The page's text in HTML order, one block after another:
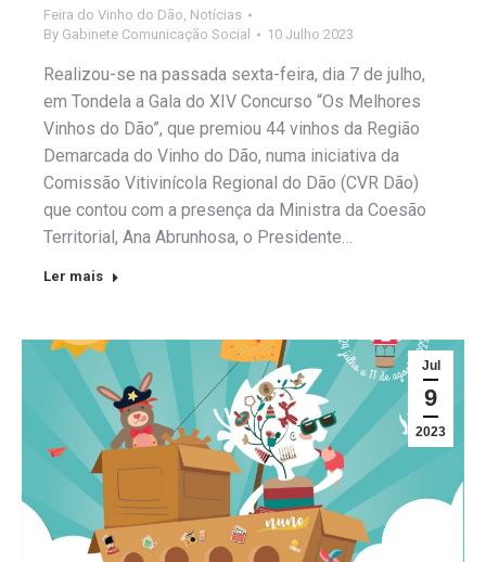
Feira do Vinho do Dão Notícias
By Gabinete Comunicação Social 10 Julho 2023
Realizou-se na passada sexta-feira, dia 7 de julho,
em Tondela a Gala do XIV Concurso “Os Melhores
Vinhos do Dão”, que premiou 44 vinhos da Região
Demarcada do Vinho do Dão, numa iniciativa da
Comissão Vitivinícola Regional do Dão (CVR Dão)
que contou com a presença da Ministra da Coesão
Territorial, Ana Abrunhosa, o Presidente…
Ler mais
Jul
9
2023